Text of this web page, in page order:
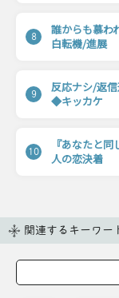
8
誰からも慕わ
白転機/進展
9
反応ナシ/返
◆キッカケ
10
『あなたと
人の恋決着
関連するキーワー